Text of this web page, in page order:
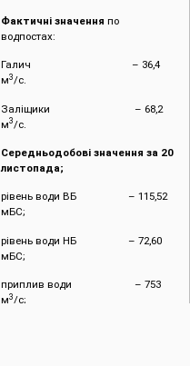
Фактичні значення по
водпостах:
Галич – 36,4
м3/с.
Заліщики – 68,2
м3/с.
Середньодобові значення за 20
листопада;
рівень води ВБ – 115,52
мБС;
рівень води НБ – 72,60
мБС;
приплив води – 753
м3/с;